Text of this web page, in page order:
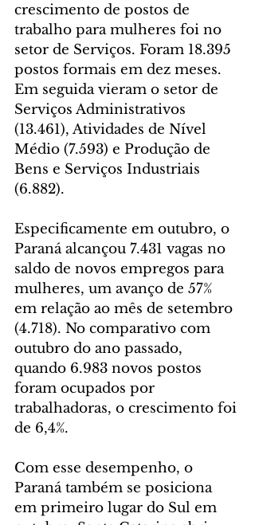
crescimento de postos de
trabalho para mulheres foi no
setor de Serviços. Foram 18.395
postos formais em dez meses.
Em seguida vieram o setor de
Serviços Administrativos
(13.461), Atividades de Nível
Médio (7.593) e Produção de
Bens e Serviços Industriais
(6.882).
Especificamente em outubro, o
Paraná alcançou 7.431 vagas no
saldo de novos empregos para
mulheres, um avanço de 57%
em relação ao mês de setembro
(4.718). No comparativo com
outubro do ano passado,
quando 6.983 novos postos
foram ocupados por
trabalhadoras, o crescimento foi
de 6,4%.
Com esse desempenho, o
Paraná também se posiciona
em primeiro lugar do Sul em